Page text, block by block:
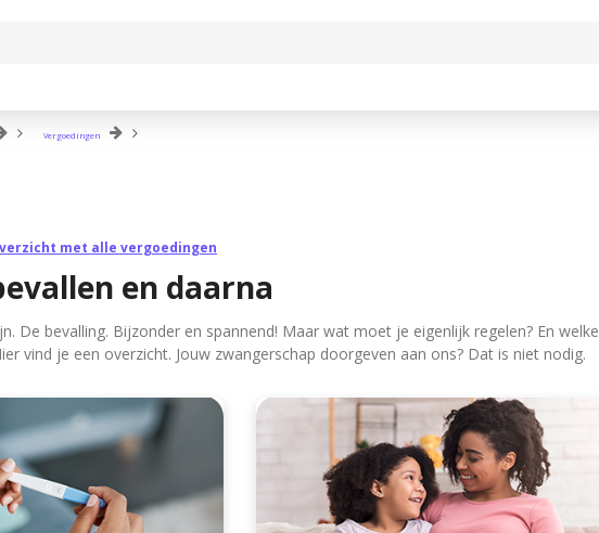
Vergoedingen
met alle vergoedingen
en daarna
De bevalling. Bijzonder en spannend! Maar wat moet je eigenlijk regelen? En welke
vind je een overzicht. Jouw zwangerschap doorgeven aan ons? Dat is niet nodig.